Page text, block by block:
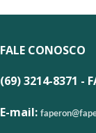
FALE CONOSCO
(69) 3214-8371 -
E-mail: